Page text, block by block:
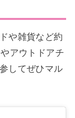
や雑貨など約
アウトドアチ
してぜひマル